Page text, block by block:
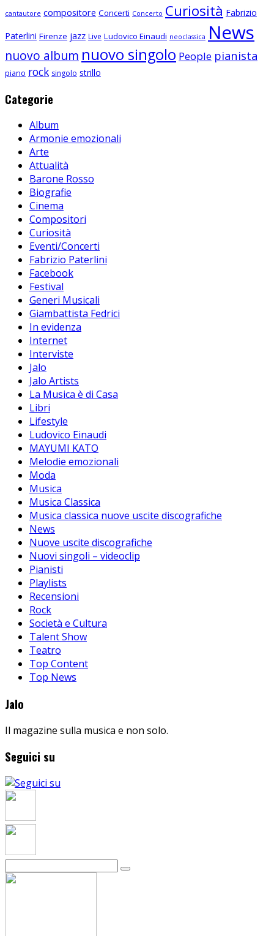
cantautore compositore Concerti Concerto Curiosità Fabrizio
Paterlini Firenze jazz Live Ludovico Einaudi neoclassica News
nuovo album nuovo singolo People pianista
piano rock singolo strillo
Categorie
Album
Armonie emozionali
Arte
Attualità
Barone Rosso
Biografie
Cinema
Compositori
Curiosità
Eventi/Concerti
Fabrizio Paterlini
Facebook
Festival
Generi Musicali
Giambattista Fedrici
In evidenza
Internet
Interviste
Jalo
Jalo Artists
La Musica è di Casa
Libri
Lifestyle
Ludovico Einaudi
MAYUMI KATO
Melodie emozionali
Moda
Musica
Musica Classica
Musica classica nuove uscite discografiche
News
Nuove uscite discografiche
Nuovi singoli – videoclip
Pianisti
Playlists
Recensioni
Rock
Società e Cultura
Talent Show
Teatro
Top Content
Top News
Jalo
Il magazine sulla musica e non solo.
Seguici su